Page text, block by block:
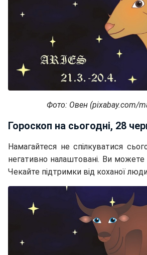
Фото: Овен (pixabay.com/
Гороскоп на сьогодні, 28
Намагайтеся не спілкуватися
негативно налаштовані. Ви можете
Чекайте підтримки від коханої